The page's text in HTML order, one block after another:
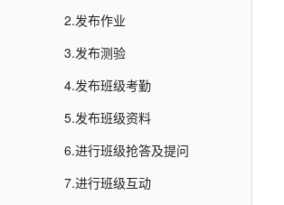
2.发布作业
3.发布测验
4.发布班级考勤
5.发布班级资料
6.进行班级抢答及提问
7.进行班级互动